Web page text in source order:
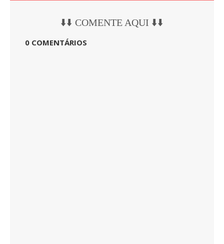
⬇️⬇️ COMENTE AQUI ⬇️⬇️
0 COMENTÁRIOS